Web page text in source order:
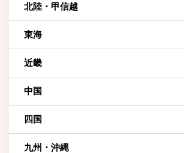
北陸・甲信越
東海
近畿
中国
四国
九州・沖縄